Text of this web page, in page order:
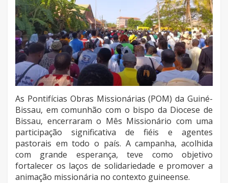
As Pontifícias Obras Missionárias (POM) da Guiné-
Bissau, em comunhão com o bispo da Diocese de
Bissau, encerraram o Mês Missionário com uma
participação significativa de fiéis e agentes
pastorais em todo o país. A campanha, acolhida
com grande esperança, teve como objetivo
fortalecer os laços de solidariedade e promover a
animação missionária no contexto guineense.